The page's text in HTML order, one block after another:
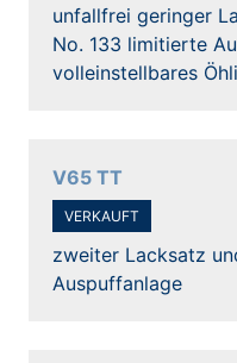
unfallfrei geringer
No. 133 limitierte
volleinstellbares
V65 TT
VERKAUFT
zweiter Lacksatz
Auspuffanlage